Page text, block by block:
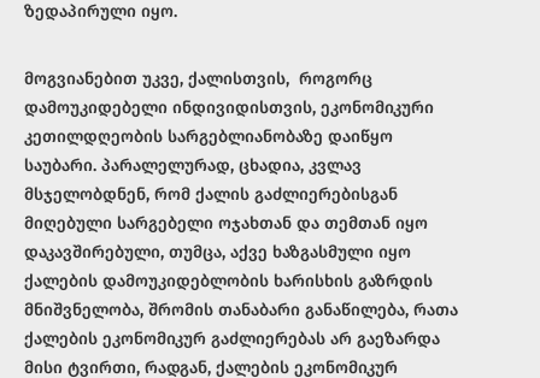
ზედაპირული იყო.
მოგვიანებით უკვე, ქალისთვის, როგორც
დამოუკიდებელი ინდივიდისთვის, ეკონომიკური
კეთილდღეობის სარგებლიანობაზე დაიწყო
საუბარი. პარალელურად, ცხადია, კვლავ
მსჯელობდნენ, რომ ქალის გაძლიერებისგან
მიღებული სარგებელი ოჯახთან და თემთან იყო
დაკავშირებული, თუმცა, აქვე ხაზგასმული იყო
ქალების დამოუკიდებლობის ხარისხის გაზრდის
მნიშვნელობა, შრომის თანაბარი განაწილება, რათა
ქალების ეკონომიკურ გაძლიერებას არ გაეზარდა
მისი ტვირთი, რადგან, ქალების ეკონომიკურ